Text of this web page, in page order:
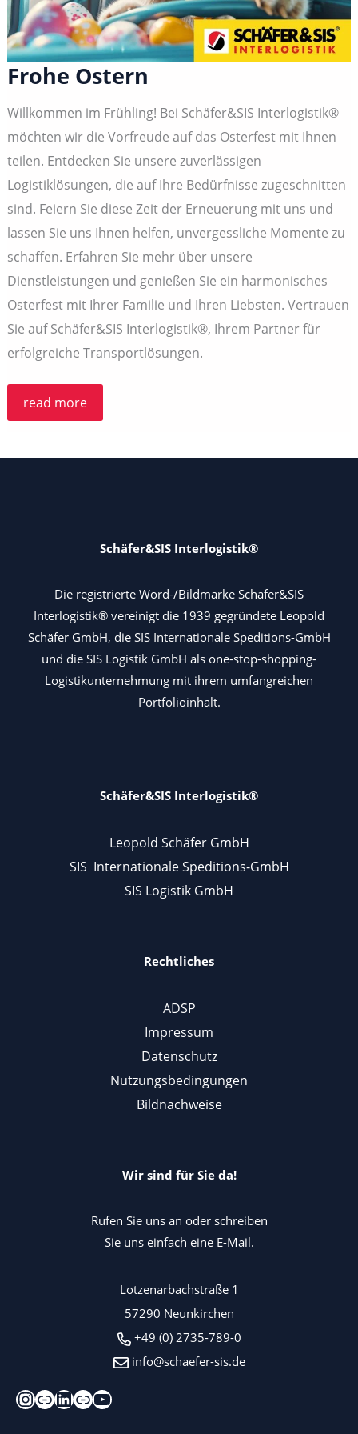
Frohe Ostern
Willkommen im Frühling! Bei Schäfer&SIS Interlogistik®
möchten wir die Vorfreude auf das Osterfest mit Ihnen
teilen. Entdecken Sie unsere zuverlässigen
Logistiklösungen, die auf Ihre Bedürfnisse zugeschnitten
sind. Feiern Sie diese Zeit der Erneuerung mit uns und
lassen Sie uns Ihnen helfen, unvergessliche Momente zu
schaffen. Erfahren Sie mehr über unsere
Dienstleistungen und genießen Sie ein harmonisches
Osterfest mit Ihrer Familie und Ihren Liebsten. Vertrauen
Sie auf Schäfer&SIS Interlogistik®, Ihrem Partner für
erfolgreiche Transportlösungen.
Frohe
read more
Schäfer&SIS Interlogistik®
Die registrierte Word-/Bildmarke Schäfer&SIS
Interlogistik® vereinigt die 1939 gegründete Leopold
Schäfer GmbH, die SIS Internationale Speditions-GmbH
und die SIS Logistik GmbH als one-stop-shopping-
Logistikunternehmung mit ihrem umfangreichen
Portfolioinhalt.
Schäfer&SIS Interlogistik®
Leopold Schäfer GmbH
SIS Internationale Speditions-GmbH
SIS Logistik GmbH
Rechtliches
ADSP
Impressum
Datenschutz
Nutzungsbedingungen
Bildnachweise
Wir sind für Sie da!
Rufen Sie uns an oder schreiben
Sie uns einfach eine E-Mail.
Lotzenarbachstraße 1
57290 Neunkirchen
+49 (0) 2735-789-0
info@schaefer-sis.de
Instagram
XingLinkedIn
Kununu
YouTube